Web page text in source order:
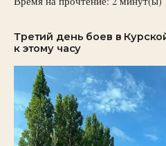
Третий день боев в
к этому часу